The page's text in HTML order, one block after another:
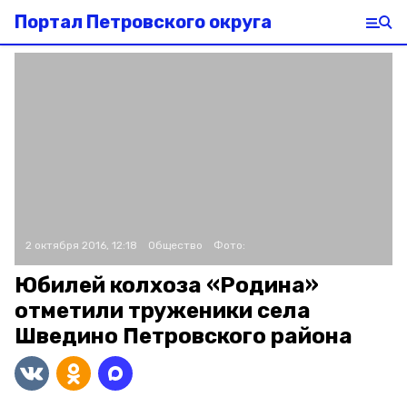
Портал Петровского округа
2 октября 2016, 12:18 Общество Фото:
Юбилей колхоза «Родина»
отметили труженики села
Шведино Петровского района